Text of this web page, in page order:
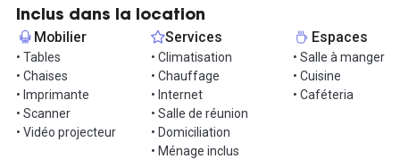
Le vrai plus : des salles de réunions à disposition.
N'hésitez pas à nous contacter pour réserver votre espace de
travail dès maintenant !
Inclus dans la location
Mobilier
• Tables
• Chaises
• Imprimante
• Scanner
• Vidéo projecteur
Services
• Climatisation
• Chauffage
• Internet
• Salle de réunion
• Domiciliation
• Ménage inclus
Espaces
• Salle à manger
• Cuisine
• Caféteria